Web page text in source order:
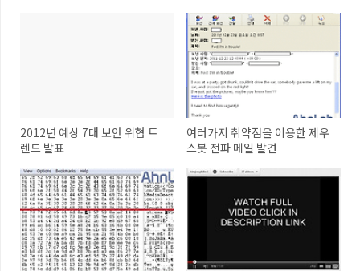
2012년 예상 7대 보안 위협 트
렌드 발표
여러가지 취약점을 이용한 제우
스봇 전파 메일 발견